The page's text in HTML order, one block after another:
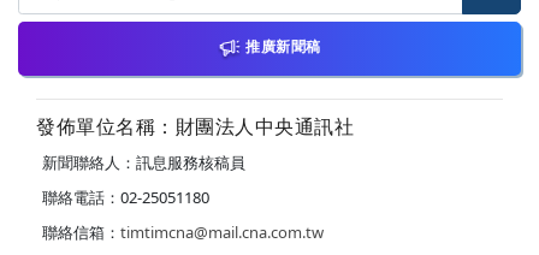
推廣新聞稿
發佈單位名稱：財團法人中央通訊社
新聞聯絡人：訊息服務核稿員
聯絡電話：02-25051180
聯絡信箱： timtimcna@mail.cna.com.tw